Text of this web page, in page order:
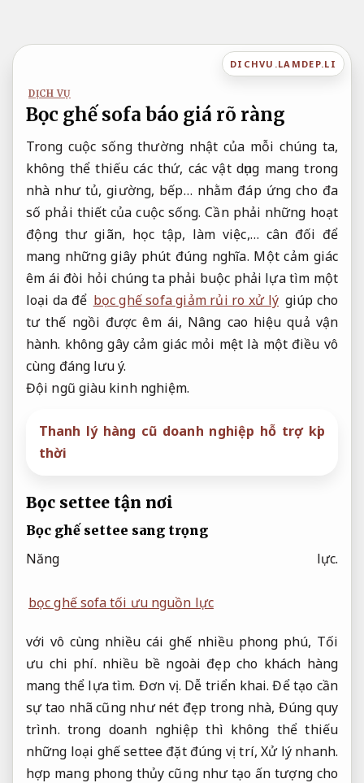
nội
DICHVU.LAMDEP.LI
DỊCH VỤ
Bọc ghế sofa báo giá rõ ràng
Trong cuộc sống thường nhật của mỗi chúng ta,
không thể thiếu các thứ, các vật dụng mang trong
nhà như tủ, giường, bếp… nhằm đáp ứng cho đa
số phải thiết của cuộc sống. Cần phải những hoạt
động thư giãn, học tập, làm việc,… cân đối để
mang những giây phút đúng nghĩa. Một cảm giác
êm ái đòi hỏi chúng ta phải buộc phải lựa tìm một
loại da để bọc ghế sofa giảm rủi ro xử lý giúp cho
tư thế ngồi được êm ái, Nâng cao hiệu quả vận
hành. không gây cảm giác mỏi mệt là một điều vô
cùng đáng lưu ý.
Đội ngũ giàu kinh nghiệm.
Thanh lý hàng cũ doanh nghiệp hỗ trợ kịp
thời
Bọc settee tận nơi
Bọc ghế settee sang trọng
Năng lực.
bọc ghế sofa tối ưu nguồn lực
với vô cùng nhiều cái ghế nhiều phong phú, Tối
ưu chi phí. nhiều bề ngoài đẹp cho khách hàng
mang thể lựa tìm. Đơn vị. Dễ triển khai. Để tạo cần
sự tao nhã cũng như nét đẹp trong nhà, Đúng quy
trình. trong doanh nghiệp thì không thể thiếu
những loại ghế settee đặt đúng vị trí,Xử lý nhanh.
hợp mang phong thủy cũng như tạo ấn tượng cho